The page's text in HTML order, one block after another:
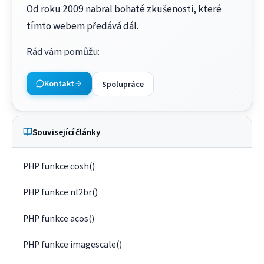
Od roku 2009 nabral bohaté zkušenosti, které
tímto webem předává dál.
Rád vám pomůžu:
Kontakt Spolupráce
Související články
PHP funkce cosh()
PHP funkce nl2br()
PHP funkce acos()
PHP funkce imagescale()